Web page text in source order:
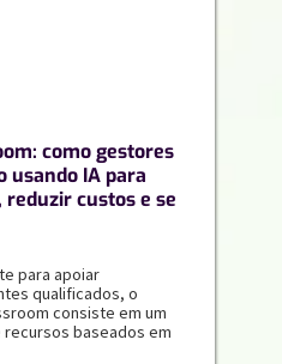
como gestores
usando IA para
custos e se
para apoiar
qualificados, o
consiste em um
baseados em